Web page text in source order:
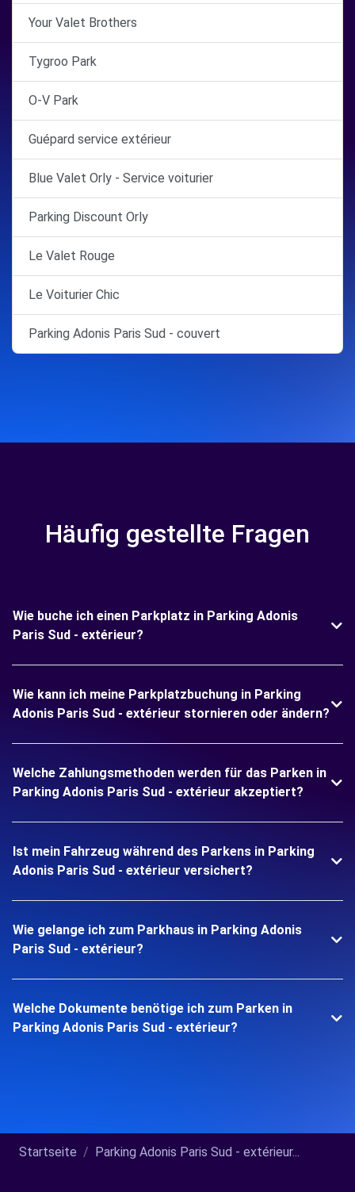
Your Valet Brothers
Tygroo Park
O-V Park
Guépard service extérieur
Blue Valet Orly - Service voiturier
Parking Discount Orly
Le Valet Rouge
Le Voiturier Chic
Parking Adonis Paris Sud - couvert
Häufig gestellte Fragen
Wie buche ich einen Parkplatz in Parking Adonis
Paris Sud - extérieur?
Wie kann ich meine Parkplatzbuchung in Parking
Adonis Paris Sud - extérieur stornieren oder ändern?
Welche Zahlungsmethoden werden für das Parken in
Parking Adonis Paris Sud - extérieur akzeptiert?
Ist mein Fahrzeug während des Parkens in Parking
Adonis Paris Sud - extérieur versichert?
Wie gelange ich zum Parkhaus in Parking Adonis
Paris Sud - extérieur?
Welche Dokumente benötige ich zum Parken in
Parking Adonis Paris Sud - extérieur?
Startseite Parking Adonis Paris Sud - extérieur...